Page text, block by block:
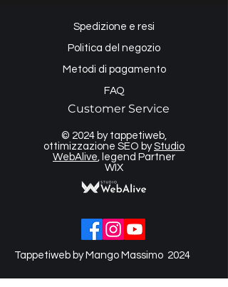
Spedizione e resi
Politica del negozio
Metodi di pagamento
FAQ
Customer Service
© 2024 by tappetiweb,
ottimizzazione SEO byStudio
WebAlive , legend Partner
WIX
Tappetiweb by Mango Massimo 2024